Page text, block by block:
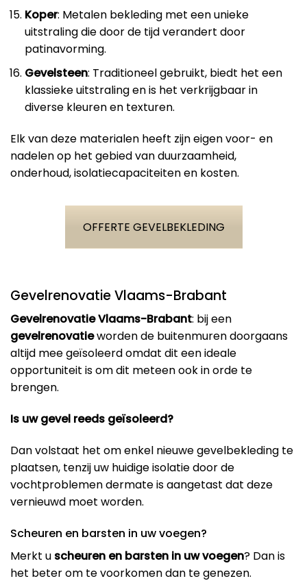
Koper: Metalen bekleding met een unieke
uitstraling die door de tijd verandert door
patinavorming.
Gevelsteen: Traditioneel gebruikt, biedt het een
klassieke uitstraling en is het verkrijgbaar in
diverse kleuren en texturen.
Elk van deze materialen heeft zijn eigen voor- en
nadelen op het gebied van duurzaamheid,
onderhoud, isolatiecapaciteiten en kosten.
OFFERTE GEVELBEKLEDING
Gevelrenovatie Vlaams-Brabant
Gevelrenovatie Vlaams-Brabant: bij een
gevelrenovatieworden de buitenmuren doorgaans
altijd mee geïsoleerd omdat dit een ideale
opportuniteit is om dit meteen ook in orde te
brengen.
Is uw gevel reeds geïsoleerd?
Dan volstaat het om enkel nieuwe gevelbekleding te
plaatsen, tenzij uw huidige isolatie door de
vochtproblemen dermate is aangetast dat deze
vernieuwd moet worden.
Scheuren en barsten in uw voegen?
Merkt u scheuren en barsten in uw voegen? Dan is
het beter om te voorkomen dan te genezen.